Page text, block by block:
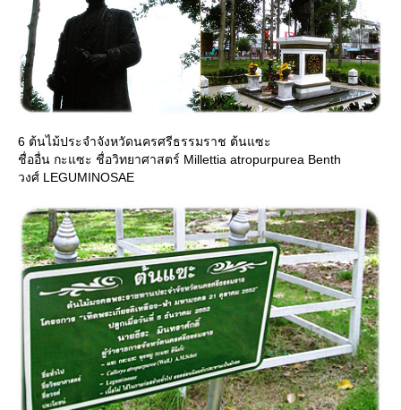
6 ต้นไม้ประจำจังหวัดนครศรีธรรมราช ต้นแซะ
ชื่ออื่น กะแซะ ชื่อวิทยาศาสตร์ Millettia atropurpurea Benth
วงศ์ LEGUMINOSAE